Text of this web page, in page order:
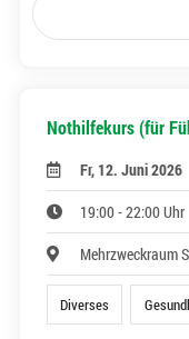
Nothilfekurs (für
Fr, 12. Juni 2026
19:00 - 22:00 Uhr
Mehrzweckraum
Diverses